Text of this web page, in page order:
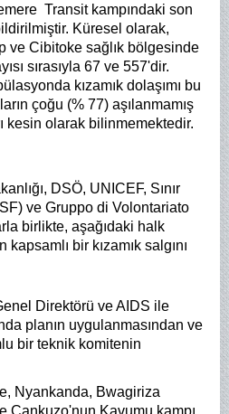
Transit kampındaki son
Küresel olarak,
ve Cibitoke sağlık bölgesinde
sırasıyla 67 ve 557'dir.
kızamık dolaşımı bu
çoğu (% 77) aşılanmamış
kesin olarak bilinmemektedir.
DSÖ, UNICEF, Sınır
ve Gruppo di Volontariato
birlikte, aşağıdaki halk
bir kızamık salgını
Direktörü ve AIDS ile
planın uygulanmasından ve
bir teknik komitenin
Nyankanda, Bwagiriza
Cankuzo'nun Kavumu kampı